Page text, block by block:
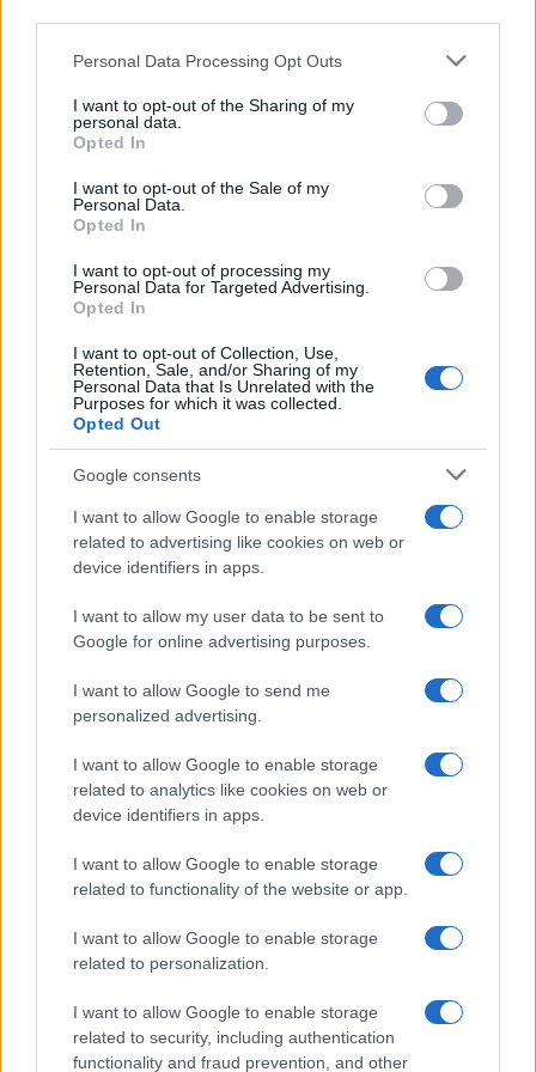
Please note that this website/app uses one or more Google
not limited to your visit or usage behaviour. You may click to
grant or deny consent to Google and its third-party tags to
use your data for below specified purposes in below Google
consent section.
Personal Data Processing Opt Outs
I want to opt-out of the Sharing of my
personal data.
Opted In
I want to opt-out of the Sale of my
Personal Data.
Opted In
I want to opt-out of processing my
Personal Data for Targeted Advertising.
Opted In
I want to opt-out of Collection, Use,
Retention, Sale, and/or Sharing of my
Personal Data that Is Unrelated with the
Purposes for which it was collected.
Opted Out
Google consents
I want to allow Google to enable storage
related to advertising like cookies on web or
device identifiers in apps.
I want to allow my user data to be sent to
Google for online advertising purposes.
I want to allow Google to send me
personalized advertising.
I want to allow Google to enable storage
related to analytics like cookies on web or
device identifiers in apps.
I want to allow Google to enable storage
related to functionality of the website or app.
I want to allow Google to enable storage
related to personalization.
I want to allow Google to enable storage
related to security, including authentication
functionality and fraud prevention, and other
convierte en unfactor determinantepara mantener
su salud física y mental, especialmente durante
por horas.2
AUTOR
Beatrice Faggin obtuvo documentos oficiales
sobre una licitación tras una semana de
que construye reportajes investigativos y
coordina el fact-checking interno. Genovesa
de nacimiento, mantiene una base de datos
personal de contratos públicos consultable
en la redacción.